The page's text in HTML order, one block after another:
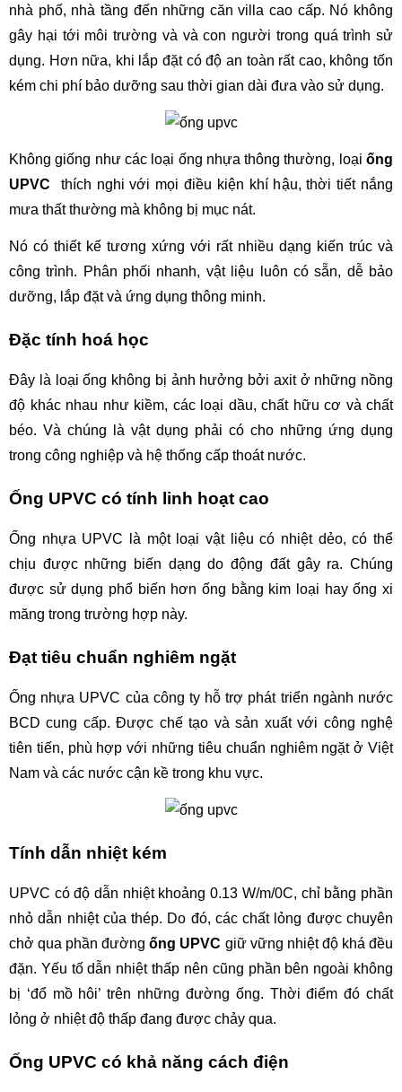
nhà phố, nhà tầng đến những căn villa cao cấp. Nó không
gây hại tới môi trường và và con người trong quá trình sử
dụng. Hơn nữa, khi lắp đặt có độ an toàn rất cao, không tốn
kém chi phí bảo dưỡng sau thời gian dài đưa vào sử dụng.
Không giống như các loại ống nhựa thông thường, loại ống
UPVC thích nghi với mọi điều kiện khí hậu, thời tiết nắng
mưa thất thường mà không bị mục nát.
Nó có thiết kế tương xứng với rất nhiều dạng kiến trúc và
công trình. Phân phối nhanh, vật liệu luôn có sẵn, dễ bảo
dưỡng, lắp đặt và ứng dụng thông minh.
Đặc tính hoá học
Đây là loại ống không bị ảnh hưởng bởi axit ở những nồng
độ khác nhau như kiềm, các loại dầu, chất hữu cơ và chất
béo. Và chúng là vật dụng phải có cho những ứng dụng
trong công nghiệp và hệ thống cấp thoát nước.
Ống UPVC có tính linh hoạt cao
Ống nhựa UPVC là một loại vật liệu có nhiệt dẻo, có thể
chịu được những biến dạng do động đất gây ra. Chúng
được sử dụng phổ biến hơn ống bằng kim loại hay ống xi
măng trong trường hợp này.
Đạt tiêu chuẩn nghiêm ngặt
Ống nhựa UPVC của công ty hỗ trợ phát triển ngành nước
BCD cung cấp. Được chế tạo và sản xuất với công nghệ
tiên tiến, phù hợp với những tiêu chuẩn nghiêm ngặt ở Việt
Nam và các nước cận kề trong khu vực.
Tính dẫn nhiệt kém
UPVC có độ dẫn nhiệt khoảng 0.13 W/m/0C, chỉ bằng phần
nhỏ dẫn nhiệt của thép. Do đó, các chất lỏng được chuyên
chở qua phần đường ống UPVC giữ vững nhiệt độ khá đều
đặn. Yếu tố dẫn nhiệt thấp nên cũng phần bên ngoài không
bị ‘đổ mồ hôi’ trên những đường ống. Thời điểm đó chất
lỏng ở nhiệt độ thấp đang được chảy qua.
Ống UPVC có khả năng cách điện